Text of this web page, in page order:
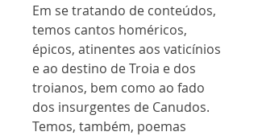
Em se tratando de conteúdos,
temos cantos homéricos,
épicos, atinentes aos vaticínios
e ao destino de Troia e dos
troianos, bem como ao fado
dos insurgentes de Canudos.
Temos, também, poemas